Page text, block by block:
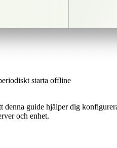
starta offline
denna guide hjälper dig
och enhet.